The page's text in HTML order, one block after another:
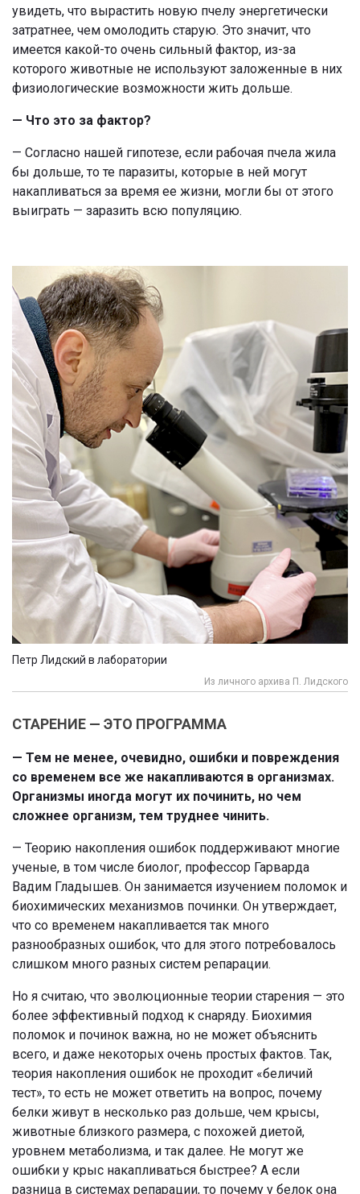
увидеть, что вырастить новую пчелу энергетически
затратнее, чем омолодить старую. Это значит, что
имеется какой-то очень сильный фактор, из-за
которого животные не используют заложенные в них
физиологические возможности жить дольше.
— Что это за фактор?
— Согласно нашей гипотезе, если рабочая пчела жила
бы дольше, то те паразиты, которые в ней могут
накапливаться за время ее жизни, могли бы от этого
выиграть — заразить всю популяцию.
Петр Лидский в лаборатории
Из личного архива П. Лидского
СТАРЕНИЕ — ЭТО ПРОГРАММА
— Тем не менее, очевидно, ошибки и повреждения
со временем все же накапливаются в организмах.
Организмы иногда могут их починить, но чем
сложнее организм, тем труднее чинить.
— Теорию накопления ошибок поддерживают многие
ученые, в том числе биолог, профессор Гарварда
Вадим Гладышев. Он занимается изучением поломок и
биохимических механизмов починки. Он утверждает,
что со временем накапливается так много
разнообразных ошибок, что для этого потребовалось
слишком много разных систем репарации.
Но я считаю, что эволюционные теории старения — это
более эффективный подход к снаряду. Биохимия
поломок и починок важна, но не может объяснить
всего, и даже некоторых очень простых фактов. Так,
теория накопления ошибок не проходит «беличий
тест», то есть не может ответить на вопрос, почему
белки живут в несколько раз дольше, чем крысы,
животные близкого размера, с похожей диетой,
уровнем метаболизма, и так далее. Не могут же
ошибки у крыс накапливаться быстрее? А если
разница в системах репарации, то почему у белок она